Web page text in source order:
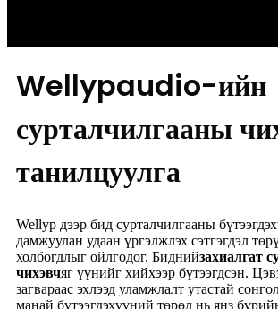
Wellypaudio-ийн
сурталчилгааны
танилцуулга
Wellyp дээр бид сурталчилгааны
дамжуулан удаан үргэлжлэх сэтгэгдэл
холбогдлыг ойлгодог. Биднийзахиалгат
чихэвчяг үүнийг хийхээр бүтээгдсэн.
загвараас эхлээд уламжлалт утастай
манай бүтээгдэхүүний төрөл нь янз